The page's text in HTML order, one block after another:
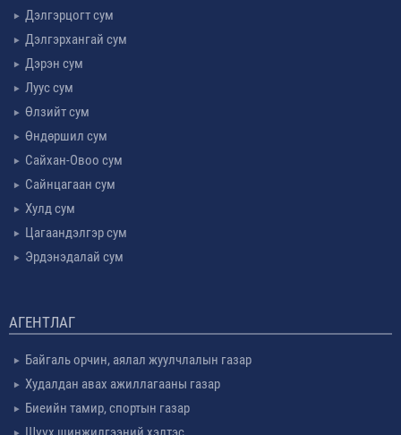
Дэлгэрцогт сум
Дэлгэрхангай сум
Дэрэн сум
Луус сум
Өлзийт сум
Өндөршил сум
Сайхан-Овоо сум
Сайнцагаан сум
Хулд сум
Цагаандэлгэр сум
Эрдэнэдалай сум
АГЕНТЛАГ
Байгаль орчин, аялал жуулчлалын газар
Худалдан авах ажиллагааны газар
Биеийн тамир, спортын газар